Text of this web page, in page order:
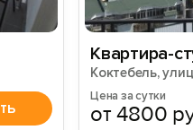
Квартира-
Коктебель,
Цена за сутки
от 4800